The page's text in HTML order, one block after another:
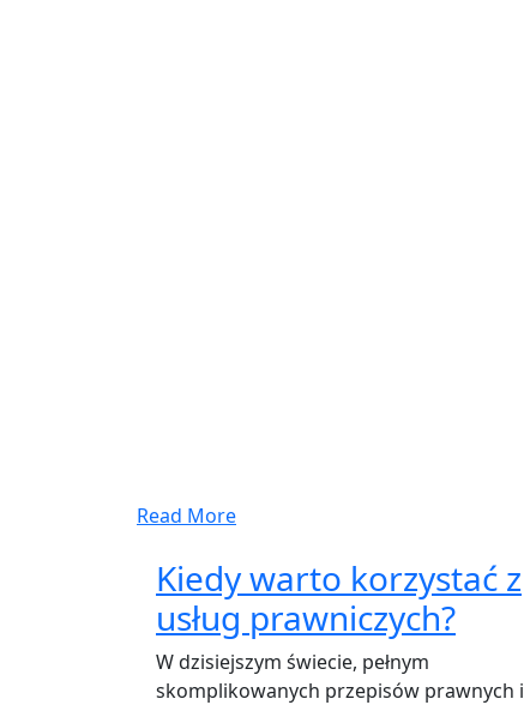
Read More
Kiedy warto korzystać z
usług prawniczych?
W dzisiejszym świecie, pełnym
skomplikowanych przepisów prawnych i